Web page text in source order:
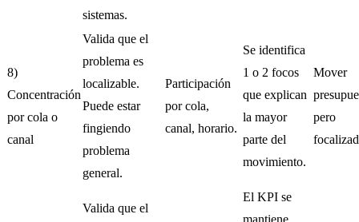
sistemas.
8)
Concentración
por cola o
canal
Valida que el
problema es
localizable.
Puede estar
fingiendo
problema
general.
Participación
por cola,
canal, horario.
Se identifica
1 o 2 focos
que explican
la mayor
parte del
movimiento.
Mover
pero
Valida que el
El KPI se
mantiene